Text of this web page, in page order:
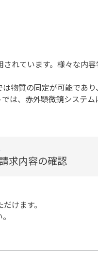
れています。様々な内
物質の同定が可能であ
は、赤外顕微鏡システ
求内容の確認
けます。